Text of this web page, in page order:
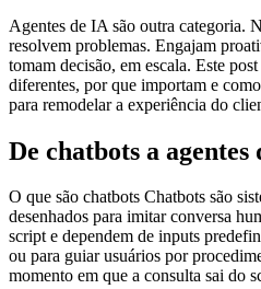
Agentes de IA são outra categoria.
resolvem problemas. Engajam
tomam decisão, em escala. Este
diferentes, por que importam e
para remodelar a experiência do
De chatbots a agentes
O que são chatbots Chatbots são
desenhados para imitar conversa
script e dependem de inputs
ou para guiar usuários por
momento em que a consulta sai do